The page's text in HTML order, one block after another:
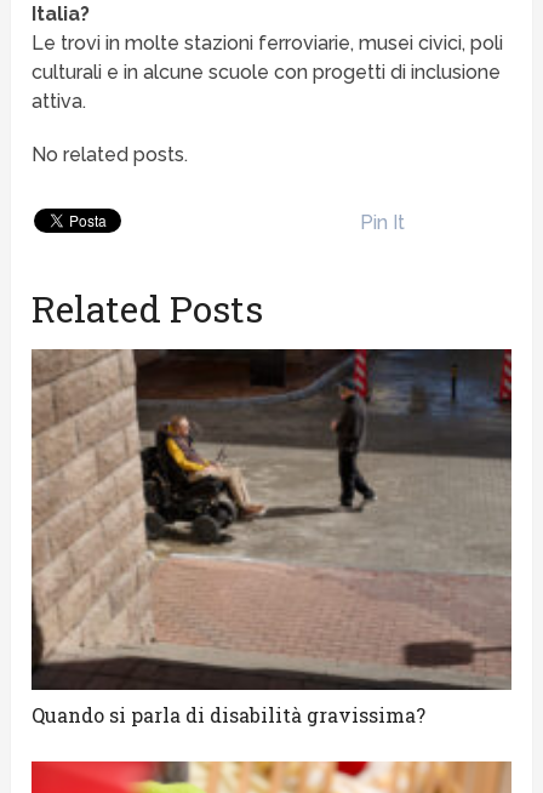
Italia?
Le trovi in molte stazioni ferroviarie, musei civici, poli
culturali e in alcune scuole con progetti di inclusione
attiva.
No related posts.
Pin It
Related Posts
Quando si parla di disabilità gravissima?